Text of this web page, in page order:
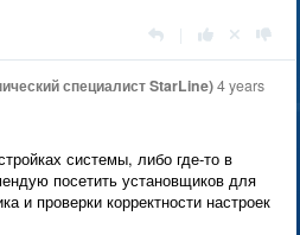
специалист StarLine)4 years
системы, либо где-то в
посетить установщиков для
и проверки корректности настроек